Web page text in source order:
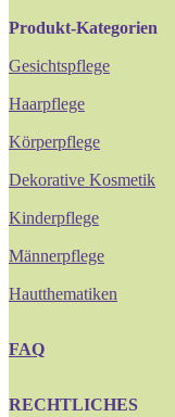
Produkt-Kategorien
Gesichtspflege
Haarpflege
Körperpflege
Dekorative Kosmetik
Kinderpflege
Männerpflege
Hautthematiken
FAQ
RECHTLICHES